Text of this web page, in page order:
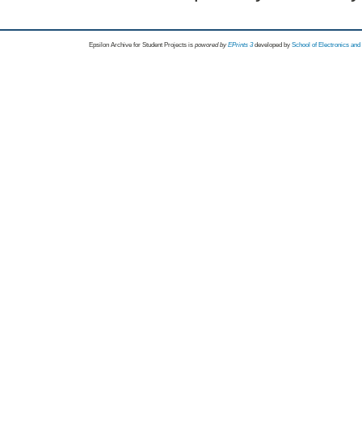
Epsilon Archive for Student Projects is powored byEPrints 3 developed by School of Electronics